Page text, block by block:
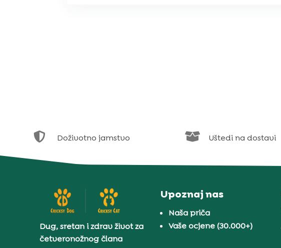
 Doživotno jamstvo  Uštedi na dostavi
Dug, sretan i zdrav život za
četveronožnog člana
Upoznaj nas
Naša priča
Vaše ocjene (30.000+)